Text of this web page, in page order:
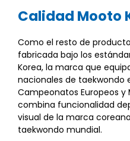
Calidad Mooto
Como el resto de
fabricada bajo los
Korea, la marca que
nacionales de taekwondo
Campeonatos Europeos y
combina funcionalidad
visual de la marca
taekwondo mundial.